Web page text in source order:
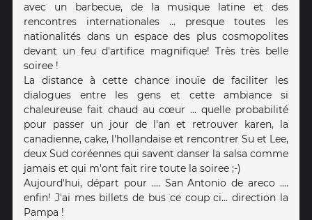
avec un barbecue, de la musique latine et des
rencontres internationales ... presque toutes les
nationalités dans un espace des plus cosmopolites
devant un feu d'artifice magnifique! Très très belle
soiree !
La distance à cette chance inouïe de faciliter les
dialogues entre les gens et cette ambiance si
chaleureuse fait chaud au cœur ... quelle probabilité
pour passer un jour de l'an et retrouver karen, la
canadienne, cake, l'hollandaise et rencontrer Su et Lee,
deux Sud coréennes qui savent danser la salsa comme
jamais et qui m'ont fait rire toute la soiree ;-)
Aujourd'hui, départ pour .... San Antonio de areco ....
enfin! J'ai mes billets de bus ce coup ci... direction la
Pampa !